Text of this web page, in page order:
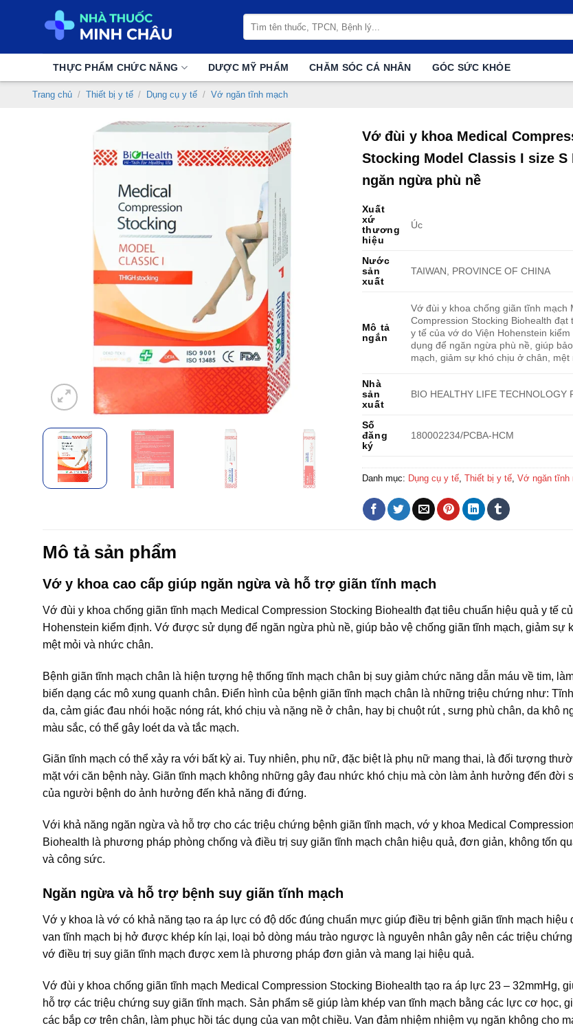
kiếm:
THỰC PHẨM CHỨC NĂNG DƯỢC MỸ PHẨM CHĂM SÓC CÁ NHÂN GÓC SỨC KHỎE
Trang chủ / Thiết bị y tế / Dụng cụ y tế / Vớ ngăn tĩnh mạch
Vớ đùi y khoa Medical
Stocking Model Classis I size S
ngăn ngừa phù nề
Xuất
xứ
thương
hiệu
Úc
Nước
sản
xuất
TAIWAN, PROVINCE OF CHINA
Mô tả
ngắn
Vớ đùi y khoa chống giãn tĩnh mạch
Compression Stocking Biohealth đạt
y tế của vớ do Viện Hohenstein
dụng để ngăn ngừa phù nề, giúp
mạch, giảm sự khó chịu ở chân, mệt
Nhà
sản
xuất
BIO HEALTHY LIFE TECHNOLOGY
Số
đăng
ký
180002234/PCBA-HCM
Danh mục: Dụng cụ y tế, Thiết bị y tế, Vớ ngăn tĩnh
Mô tả sản phẩm
Vớ y khoa cao cấp giúp ngăn ngừa và hỗ trợ giãn tĩnh mạch
Vớ đùi y khoa chống giãn tĩnh mạch Medical Compression Stocking Biohealth đạt tiêu chuẩn hiệu quả y tế
Hohenstein kiểm định. Vớ được sử dụng để ngăn ngừa phù nề, giúp bảo vệ chống giãn tĩnh mạch, giảm sự
mệt mỏi và nhức chân.
Bệnh giãn tĩnh mạch chân là hiện tượng hệ thống tĩnh mạch chân bị suy giảm chức năng dẫn máu về tim,
biến dạng các mô xung quanh chân. Điển hình của bệnh giãn tĩnh mạch chân là những triệu chứng như:
da, cảm giác đau nhói hoặc nóng rát, khó chịu và nặng nề ở chân, hay bị chuột rút , sưng phù chân, da khô
màu sắc, có thể gây loét da và tắc mạch.
Giãn tĩnh mạch có thể xảy ra với bất kỳ ai. Tuy nhiên, phụ nữ, đặc biệt là phụ nữ mang thai, là đối tượng
mặt với căn bệnh này. Giãn tĩnh mạch không những gây đau nhức khó chịu mà còn làm ảnh hưởng đến đời
của người bệnh do ảnh hưởng đến khả năng đi đứng.
Với khả năng ngăn ngừa và hỗ trợ cho các triệu chứng bệnh giãn tĩnh mạch, vớ y khoa Medical
Biohealth là phương pháp phòng chống và điều trị suy giãn tĩnh mạch chân hiệu quả, đơn giản, không tốn
và công sức.
Ngăn ngừa và hỗ trợ bệnh suy giãn tĩnh mạch
Vớ y khoa là vớ có khả năng tạo ra áp lực có độ dốc đúng chuẩn mực giúp điều trị bệnh giãn tĩnh mạch hiệu
van tĩnh mạch bị hở được khép kín lại, loại bỏ dòng máu trào ngược là nguyên nhân gây nên các triệu
vớ điều trị suy giãn tĩnh mạch được xem là phương pháp đơn giản và mang lại hiệu quả.
Vớ đùi y khoa chống giãn tĩnh mạch Medical Compression Stocking Biohealth tạo ra áp lực 23 – 32mmHg,
hỗ trợ các triệu chứng suy giãn tĩnh mạch. Sản phẩm sẽ giúp làm khép van tĩnh mạch bằng các lực cơ học,
các bắp cơ trên chân, làm phục hồi tác dụng của van một chiều. Van đảm nhiệm nhiệm vụ ngăn không cho